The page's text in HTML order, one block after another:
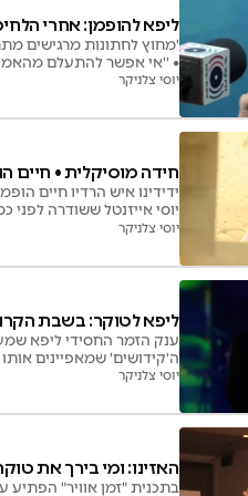
ליפא להופמן: אחרי
'מחוץ לחתונות מרגישים
• ''אי אפשר להתעלם מהאמונה החזקה שאנשים ממשיכים בשגרת החיים'' • ומה היה עושה אם היה גר בשדרות?
יוסי צלניקר
חידה מוסיקלית • חיים
ידידינו איש הרדיו חיים
יוסי אייזנטל ששודרה
יוסי צלניקר
ליפא לטוקר: בשבת
ענק הזמר החסידי ליפא
ה'קידושים' שמאפיינים
יוסי צלניקר
האזינו: ומי בירך את
בתכנית "זמן אוויר" הפתיע